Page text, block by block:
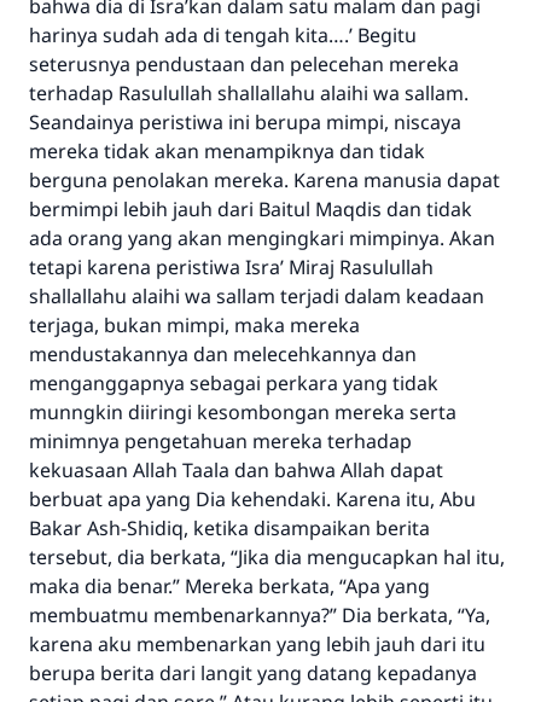
bahwa dia di Isra’kan dalam satu malam dan pagi
harinya sudah ada di tengah kita….’ Begitu
seterusnya pendustaan dan pelecehan mereka
terhadap Rasulullah shallallahu alaihi wa sallam.
Seandainya peristiwa ini berupa mimpi, niscaya
mereka tidak akan menampiknya dan tidak
berguna penolakan mereka. Karena manusia dapat
bermimpi lebih jauh dari Baitul Maqdis dan tidak
ada orang yang akan mengingkari mimpinya. Akan
tetapi karena peristiwa Isra’ Miraj Rasulullah
shallallahu alaihi wa sallam terjadi dalam keadaan
terjaga, bukan mimpi, maka mereka
mendustakannya dan melecehkannya dan
menganggapnya sebagai perkara yang tidak
munngkin diiringi kesombongan mereka serta
minimnya pengetahuan mereka terhadap
kekuasaan Allah Taala dan bahwa Allah dapat
berbuat apa yang Dia kehendaki. Karena itu, Abu
Bakar Ash-Shidiq, ketika disampaikan berita
tersebut, dia berkata, “Jika dia mengucapkan hal itu,
maka dia benar.” Mereka berkata, “Apa yang
membuatmu membenarkannya?” Dia berkata, “Ya,
karena aku membenarkan yang lebih jauh dari itu
berupa berita dari langit yang datang kepadanya